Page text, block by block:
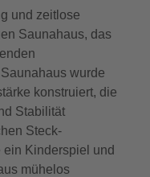
und zeitlose
Saunahaus, das
wurde
konstruiert, die
Stabilität
Steck-
Kinderspiel und
mühelos